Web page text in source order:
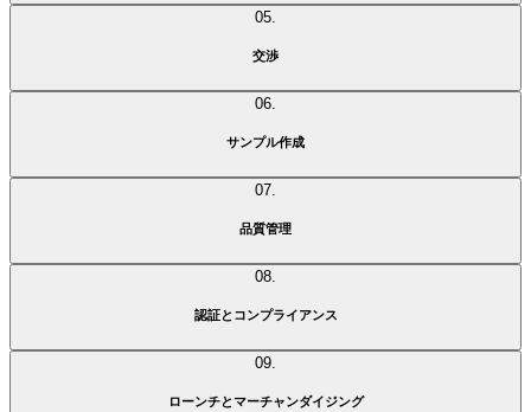
サプライチェーン全体でベンダーと連携し、透明性、コスト効
より厳格な管理、強靭なサプライチェーン、高い柔軟性によ
05
交渉
直感的なサプライヤーポータルを通じて、サプライチェーン、
し、より有利な条件で契約を締結できるようにします。
アンス、材料選定で妥協することなく利益率を守ります。
06
サンプル作成
サンプル作成を仮想化してコストを削減し、バージョン管理と
します。
の要件を最小限に抑えます。
07
品質管理
サイズ・幅の全バリエーションでの適合性と耐久性テストの実
変更作業のワークフローを円滑化し、利益率を確保します。
08
認証と コンプライアンス
テストプロセスを認証や加盟制度と統合します。
活用し、あらゆる市場と規制枠組みへの適合プロセスを簡素化
09
ローンチとマーチャンダイジング